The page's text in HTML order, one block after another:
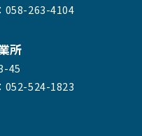
058-263-4104
所
45
052-524-1823